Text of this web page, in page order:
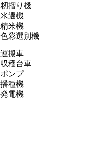
籾摺り機
米選機
精米機
色彩選別機
運搬車
収穫台車
ポンプ
播種機
発電機